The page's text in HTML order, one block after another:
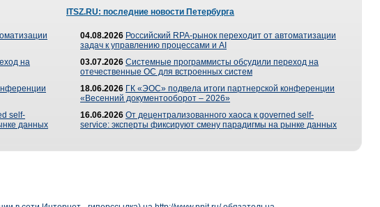
на
self-
данных
ITSZ.RU: последние новости Петербурга
04.08.2026 Российский RPA-рынок переходит от автоматизации
задач к управлению процессами и AI
03.07.2026 Системные программисты обсудили переход на
отечественные ОС для встроенных систем
18.06.2026 ГК «ЭОС» подвела итоги партнерской конференции
«Весенний документооборот – 2026»
16.06.2026 От децентрализованного хаоса к governed self-
service: эксперты фиксируют смену парадигмы на рынке данных